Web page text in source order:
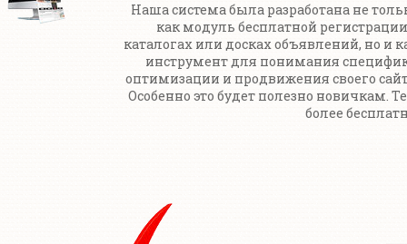
Наша система была разработана не
как модуль бесплатной
каталогах или досках объявлений, но и
инструмент для понимания
оптимизации и продвижения своего
Особенно это будет полезно новичкам.
более